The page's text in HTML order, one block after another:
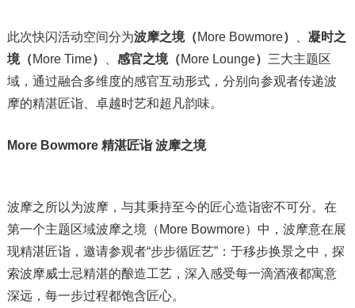
此次快闪活动空间分为波摩之境（More Bowmore）
凝时之
境（More Time） 感官之境（More Lounge） 三大主题区
域，通过融合多维度的感官互动形式，分别向参观者传递波
摩的精湛匠诣、卓越时艺和超凡韵味。
More Bowmore精湛匠诣 波摩之境
波摩之所以为波摩，与其秉持至今的匠心造诣密不可分。在
第一个主题区域波摩之境（More Bowmore）中，波摩意在展
现精湛匠诣，邀请参观者“步步循匠艺”：于移步换景之中，探
索波摩威士忌精湛的酿造工艺，深入感受每一滴酒液都寓意
深远，每一步过程都饱含匠心。